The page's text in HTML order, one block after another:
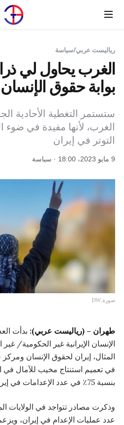
Menu
رياليست عربي/سياسة
الغرب يحاول لي
بوابة حقوق الإنسان
ستستمر التغطية الأحادية
الغرب، لأنها مفيدة في ضوء
التوتر في إيران
9 مايو 2023، 18:00 · سياسة
صورة.DW
طهران – (رياليست عربي): بدأت
الإنسان الإيرانية غير الحكومية/
المثال، إيران لحقوق الإنسان
في تعميم استنتاج مخيب للآمال في
بنسبة 75٪ في عدد الإعدامات في إيران. .
وذكرت مصادر تتواجد في الولايات
عدد عمليات الإعدام في إيران،